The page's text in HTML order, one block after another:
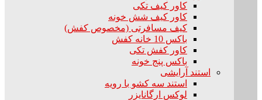
کاور کیف تکی
کاور کیف شش خونه
کیف مسافرتی (مخصوص کفش)
باکس 10 خانه کفش
کاور کفش تکی
باکس پنج خونه
استند آرایشی
استند سه کشو با رویه
لوکس ارگانایزر